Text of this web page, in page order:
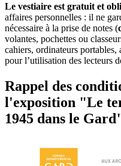
Le vestiaire est gratuit et
affaires personnelles : il ne
nécessaire à la prise de notes (
volantes, pochettes ou
cahiers, ordinateurs
pour l’utilisation des lecteurs
Rappel des
l'exposition "Le
1945 dans le